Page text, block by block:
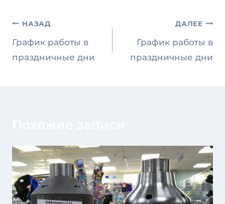
Навигация
по
записям
НАЗАД
График работы в
праздничные дни
ДАЛЕЕ
График работы в
праздничные дни